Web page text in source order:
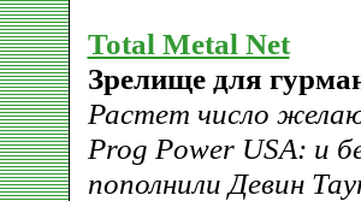
Total Metal Net
Зрелище для
Растет число
Prog Power USA: и
пополнили Девин